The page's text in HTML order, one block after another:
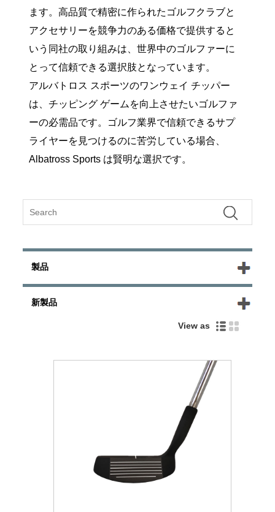
ます。高品質で精密に作られたゴルフクラブと
アクセサリーを競争力のある価格で提供すると
いう同社の取り組みは、世界中のゴルファーに
とって信頼できる選択肢となっています。
アルバトロス スポーツのワンウェイ チッパー
は、チッピング ゲームを向上させたいゴルファ
ーの必需品です。ゴルフ業界で信頼できるサプ
ライヤーを見つけるのに苦労している場合、
Albatross Sports は賢明な選択です。
製品
新製品
View as